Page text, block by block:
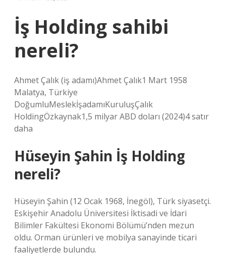
İş Holding sahibi
nereli?
Ahmet Çalık (iş adamı)Ahmet Çalık1 Mart 1958
Malatya, Türkiye
DoğumluMeslekİşadamıKuruluşÇalık
HoldingÖzkaynak1,5 milyar ABD doları (2024)4 satır
daha
Hüseyin Şahin İş Holding
nereli?
Hüseyin Şahin (12 Ocak 1968, İnegöl), Türk siyasetçi.
Eskişehir Anadolu Üniversitesi İktisadi ve İdari
Bilimler Fakültesi Ekonomi Bölümü’nden mezun
oldu. Orman ürünleri ve mobilya sanayinde ticari
faaliyetlerde bulundu.